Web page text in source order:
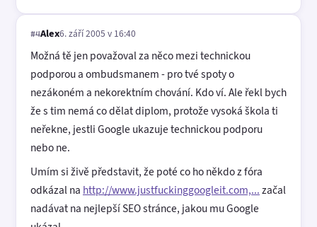
#4Alex6. září 2005 v 16:40
Možná tě jen považoval za něco mezi technickou
podporou a ombudsmanem - pro tvé spoty o
nezákoném a nekorektním chování. Kdo ví. Ale řekl bych
že s tim nemá co dělat diplom, protože vysoká škola ti
neřekne, jestli Google ukazuje technickou podporu
nebo ne.
Umím si živě představit, že poté co ho někdo z fóra
odkázal na http://www.justfuckinggoogleit.com,...začal
nadávat na nejlepší SEO stránce, jakou mu Google